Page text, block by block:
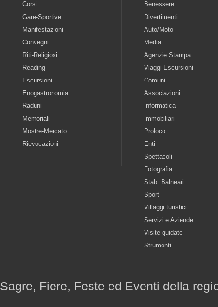
Corsi
Gare-Sportive
Manifestazioni
Convegni
Riti-Religiosi
Reading
Escursioni
Enogastronomia
Raduni
Memoriali
Mostre-Mercato
Rievocazioni
Benessere
Divertimenti
Auto/Moto
Media
Agenzie Stampa
Viaggi Escursioni
Comuni
Associazioni
Informatica
Immobiliari
Proloco
Enti
Spettacoli
Fotografia
Stab. Balneari
Sport
Villaggi turistici
Servizi e Aziende
Visite guidate
Strumenti
Sagre, Fiere, Feste ed Eventi della